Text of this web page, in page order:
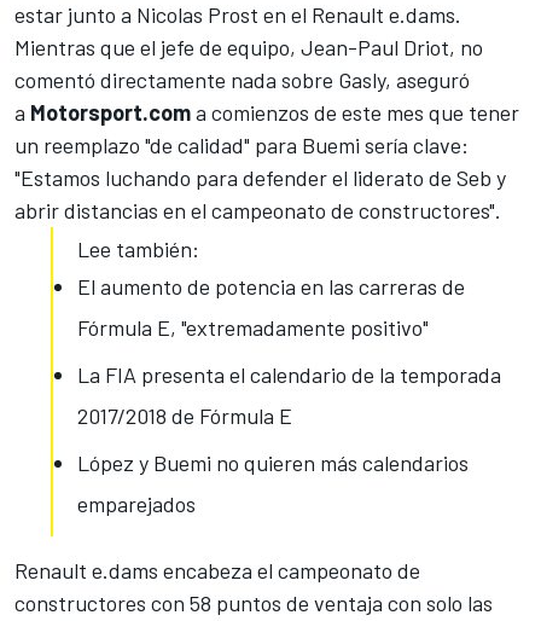
estar junto a Nicolas Prost en el Renault e.dams.
Mientras que el jefe de equipo, Jean-Paul Driot, no
comentó directamente nada sobre Gasly, aseguró
a Motorsport.coma comienzos de este mes que tener
un reemplazo "de calidad" para Buemi sería clave:
"Estamos luchando para defender el liderato de Seb y
abrir distancias en el campeonato de constructores".
Lee también:
El aumento de potencia en las carreras de
Fórmula E, "extremadamente positivo"
La FIA presenta el calendario de la temporada
2017/2018 de Fórmula E
López y Buemi no quieren más calendarios
emparejados
Renault e.dams encabeza el campeonato de
constructores con 58 puntos de ventaja con solo las